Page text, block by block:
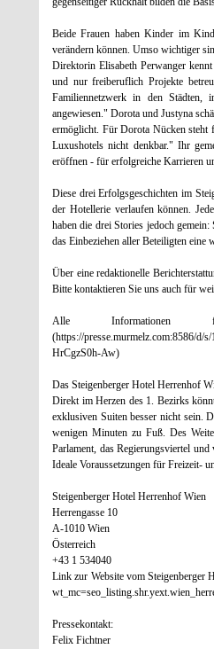
Beide Frauen haben Kinder im
verändern können. Umso wichtiger
Direktorin Elisabeth Perwanger
und nur freiberuflich Projekte
Familiennetzwerk in den Städten,
angewiesen." Dorota und Justyna
ermöglicht. Für Dorota Nücken steht
Luxushotels nicht denkbar." Ihr
eröffnen - für erfolgreiche Karrieren
Diese drei Erfolgsgeschichten im
der Hotellerie verlaufen können.
haben die drei Stories jedoch
das Einbeziehen aller Beteiligten
Über eine redaktionelle
Bitte kontaktieren Sie uns auch für
Alle Informationen
(https://presse.murmelz.com:8586/
HrCgzS0h-Aw)
Das Steigenberger Hotel Herrenhof
Direkt im Herzen des 1. Bezirks
exklusiven Suiten besser nicht sein.
wenigen Minuten zu Fuß. Des
Parlament, das Regierungsviertel
Ideale Voraussetzungen für Freizeit-
Steigenberger Hotel Herrenhof Wien
Herrengasse 10
A-1010 Wien
Österreich
+43 1 534040
Link zur Website vom Steigenberger
Pressekontakt:
Felix Fichtner